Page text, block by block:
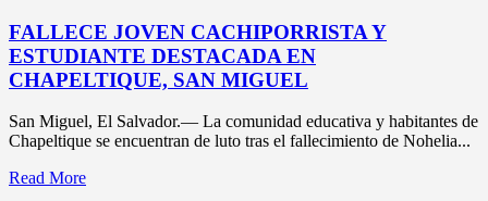
FALLECE JOVEN CACHIPORRISTA Y
ESTUDIANTE DESTACADA EN
CHAPELTIQUE, SAN MIGUEL
San Miguel, El Salvador.— La comunidad educativa y habitantes de
Chapeltique se encuentran de luto tras el fallecimiento de Nohelia...
Read More